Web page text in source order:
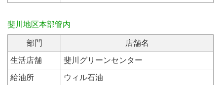
斐川地区本部管内
部門 店舗名
生活店舗 斐川グリーンセンター
給油所 ウィル石油